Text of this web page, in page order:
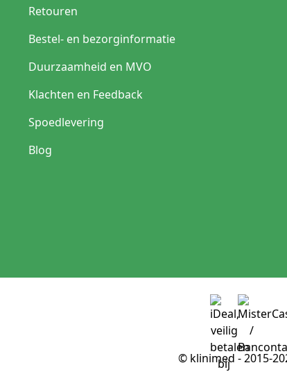
Retouren
Bestel- en bezorginformatie
Duurzaamheid en MVO
Klachten en Feedback
Spoedlevering
Blog
© klinimed - 2015-